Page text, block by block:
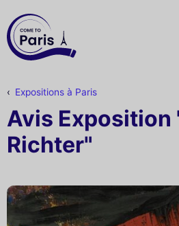
Expositions à Paris
Avis Exposition
Richter"